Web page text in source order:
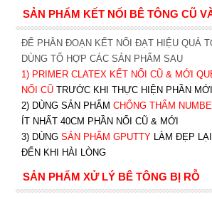
SẢN PHẨM KẾT NỐI BÊ TÔNG CŨ
ĐỂ PHÂN ĐOẠN KẾT NỐI ĐẠT HIỆU QUẢ
DÙNG TỔ HỢP CÁC SẢN PHẨM SAU
1) PRIMER CLATEX KẾT NỐI CŨ & MỚI
NỐI CŨ TRƯỚC KHI THỰC HIỆN PHẦN MỚI
2) DÙNG SẢN PHẨM CHỐNG THẤM
ÍT NHẤT 40CM PHẦN NỐI CŨ & MỚI
3) DÙNG SẢN PHẨM GPUTTY LÀM ĐẸP
ĐẾN KHI HÀI LÒNG
SẢN PHẨM XỬ LÝ BÊ TÔNG BỊ RỖ